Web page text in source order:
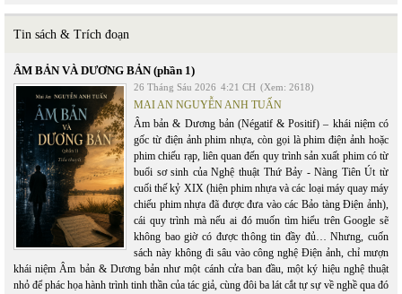
Tin sách & Trích đoạn
ÂM BẢN VÀ DƯƠNG BẢN (phần 1)
26 Tháng Sáu 2026 4:21 CH (Xem: 2618)
MAI AN NGUYỄN ANH TUẤN
Âm bản & Dương bản (Négatif & Positif) – khái niệm có
gốc từ điện ảnh phim nhựa, còn gọi là phim điện ảnh hoặc
phim chiếu rạp, liên quan đến quy trình sản xuất phim có từ
buổi sơ sinh của Nghệ thuật Thứ Bảy - Nàng Tiên Út từ
cuối thế kỷ XIX (hiện phim nhựa và các loại máy quay máy
chiếu phim nhựa đã được đưa vào các Bảo tàng Điện ảnh),
cái quy trình mà nếu ai đó muốn tìm hiểu trên Google sẽ
không bao giờ có được thông tin đầy đủ… Nhưng, cuốn
sách này không đi sâu vào công nghệ Điện ảnh, chỉ mượn
khái niệm Âm bản & Dương bản như một cánh cửa ban đầu, một ký hiệu nghệ thuật
nhỏ để phác họa hành trình tinh thần của tác giả, cùng đôi ba lát cắt tự sự về nghề qua đó